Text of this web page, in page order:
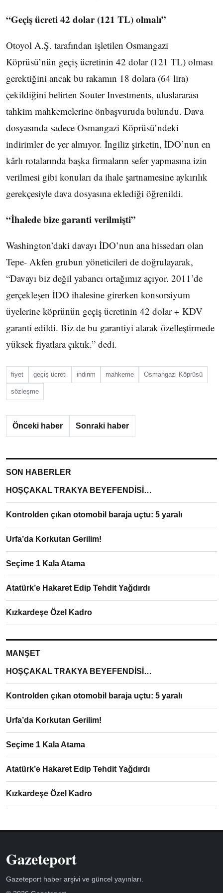
“Geçiş ücreti 42 dolar (121 TL) olmalı”
Otoyol A.Ş. tarafından işletilen Osmangazi
Köprüsü’nün geçiş ücretinin 42 dolar (121 TL) olması
gerektiğini ancak bu rakamın 18 dolara (64 lira)
çekildiğini belirten Souter Investments, uluslararası
tahkim mahkemelerine önbaşvuruda bulundu. Dava
dosyasında sadece Osmangazi Köprüsü’ndeki
indirimler de yer almıyor. İngiliz şirketin, İDO’nun en
kârlı rotalarında başka firmaların sefer yapmasına izin
verilmesi gibi konuları da ihale şartnamesine aykırılık
gerekçesiyle dava dosyasına eklediği öğrenildi.
“İhalede bize garanti verilmişti”
Washington’daki davayı İDO’nun ana hissedarı olan
Tepe- Akfen grubun yöneticileri de doğrulayarak,
“Davayı biz değil yabancı ortağımız açıyor. 2011’de
gerçekleşen İDO ihalesine girerken konsorsiyum
üyelerine köprünün geçiş ücretinin 42 dolar + KDV
garanti edildi. Biz de bu garantiyi alarak özelleştirmede
yüksek fiyatlara çıktık.” dedi.
fiyet geçiş ücreti indirim mahkeme Osmangazi Köprüsü
sözleşme
Önceki haber Sonraki haber
SON HABERLER
HOŞÇAKAL TRAKYA BEYEFENDİSİ…
Kontrolden çıkan otomobil baraja uçtu: 5 yaralı
Urfa’da Korkutan Gerilim!
Seçime 1 Kala Atama
Atatürk’e Hakaret Edip Tehdit Yağdırdı
Kızkardeşe Özel Kadro
MANŞET
HOŞÇAKAL TRAKYA BEYEFENDİSİ…
Kontrolden çıkan otomobil baraja uçtu: 5 yaralı
Urfa’da Korkutan Gerilim!
Seçime 1 Kala Atama
Atatürk’e Hakaret Edip Tehdit Yağdırdı
Kızkardeşe Özel Kadro
Gazeteport
Gazeteport haber arşivi ve güncel yayınları.